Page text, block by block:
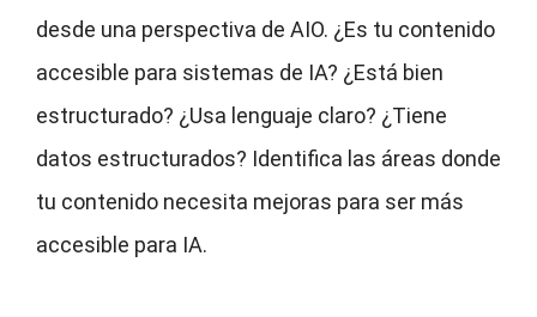
desde una perspectiva de AIO. ¿Es tu contenido
accesible para sistemas de IA? ¿Está bien
estructurado? ¿Usa lenguaje claro? ¿Tiene
datos estructurados? Identifica las áreas donde
tu contenido necesita mejoras para ser más
accesible para IA.